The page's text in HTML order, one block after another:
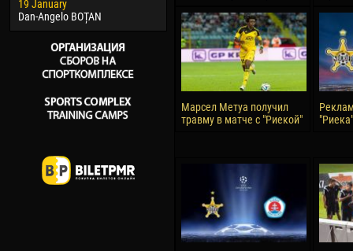
19 January
Dan-Angelo BOȚAN
Raí LOPES DE OLIVEIRA
Ivan
Марсел Метуа получил
травму в матче с "Риекой"
"Риека"